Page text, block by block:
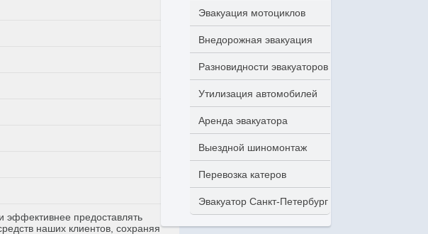
эффективнее предоставлять
наших клиентов, сохраняя
Эвакуация мотоциклов
Внедорожная эвакуация
Разновидности эвакуаторов
Утилизация автомобилей
Аренда эвакуатора
Выездной шиномонтаж
Перевозка катеров
Эвакуатор Санкт-Петербург